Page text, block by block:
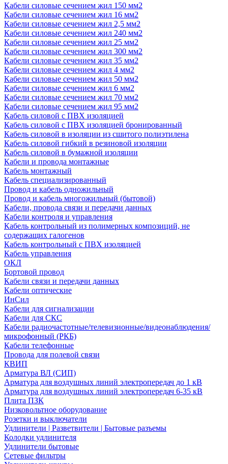
Кабели силовые сечением жил 150 мм2
Кабели силовые сечением жил 16 мм2
Кабели силовые сечением жил 2,5 мм2
Кабели силовые сечением жил 240 мм2
Кабели силовые сечением жил 25 мм2
Кабели силовые сечением жил 300 мм2
Кабели силовые сечением жил 35 мм2
Кабели силовые сечением жил 4 мм2
Кабели силовые сечением жил 50 мм2
Кабели силовые сечением жил 6 мм2
Кабели силовые сечением жил 70 мм2
Кабели силовые сечением жил 95 мм2
Кабель силовой с ПВХ изоляцией
Кабель силовой с ПВХ изоляцией бронированный
Кабель силовой в изоляции из сшитого полиэтилена
Кабель силовой гибкий в резиновой изоляции
Кабель силовой в бумажной изоляции
Кабели и провода монтажные
Кабель монтажный
Кабель специализированный
Провод и кабель одножильный
Провод и кабель многожильный (бытовой)
Кабели, провода связи и передачи данных
Кабели контроля и управления
Кабель контрольный из полимерных композиций, не
содержащих галогенов
Кабель контрольный с ПВХ изоляцией
Кабель управления
ОКЛ
Бортовой провод
Кабели связи и передачи данных
Кабели оптические
ИнСил
Кабели для сигнализации
Кабели для СКС
Кабели радиочастотные/телевизионные/видеонаблюдения/
микрофонный (РКБ)
Кабели телефонные
Провода для полевой связи
КВИП
Арматура ВЛ (СИП)
Арматура для воздушных линий электропередач до 1 кВ
Арматура для воздушных линий электропередач 6-35 кВ
Плита ПЗК
Низковольтное оборудование
Розетки и выключатели
Удлинители | Разветвители | Бытовые разъемы
Колодки удлинителя
Удлинители бытовые
Сетевые фильтры